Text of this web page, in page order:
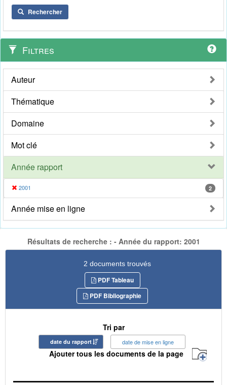
Rechercher
Filtres
Auteur
Thématique
Domaine
Mot clé
Année rapport
2001 2
Année mise en ligne
Résultats de recherche : - Année du rapport: 2001
2 documents trouvés
PDF Tableau
PDF Bibliographie
Tri par
date du rapport date de mise en ligne
Ajouter tous les documents de la page